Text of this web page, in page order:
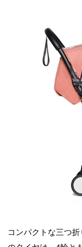
コンパクトな三つ